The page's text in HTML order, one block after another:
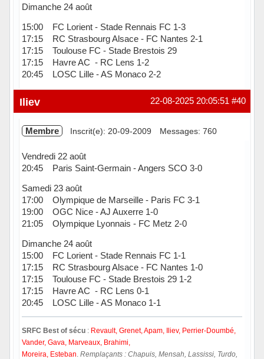
Dimanche 24 août
15:00 FC Lorient - Stade Rennais FC 1-3
17:15 RC Strasbourg Alsace - FC Nantes 2-1
17:15 Toulouse FC - Stade Brestois 29
17:15 Havre AC - RC Lens 1-2
20:45 LOSC Lille - AS Monaco 2-2
Hors ligne #40
22-08-2025 20:05:51
Iliev
Membre Inscrit(e): 20-09-2009 Messages: 760
Vendredi 22 août
20:45 Paris Saint-Germain - Angers SCO 3-0
Samedi 23 août
17:00 Olympique de Marseille - Paris FC 3-1
19:00 OGC Nice - AJ Auxerre 1-0
21:05 Olympique Lyonnais - FC Metz 2-0
Dimanche 24 août
15:00 FC Lorient - Stade Rennais FC 1-1
17:15 RC Strasbourg Alsace - FC Nantes 1-0
17:15 Toulouse FC - Stade Brestois 29 1-2
17:15 Havre AC - RC Lens 0-1
20:45 LOSC Lille - AS Monaco 1-1
SRFC Best of sécu: Revault, Grenet, Apam, Iliev, Perrier-Doumbé,
Vander, Gava, Marveaux, Brahimi,
Moreira, Esteban. Remplaçants : Chapuis, Mensah, Lassissi, Turdo,